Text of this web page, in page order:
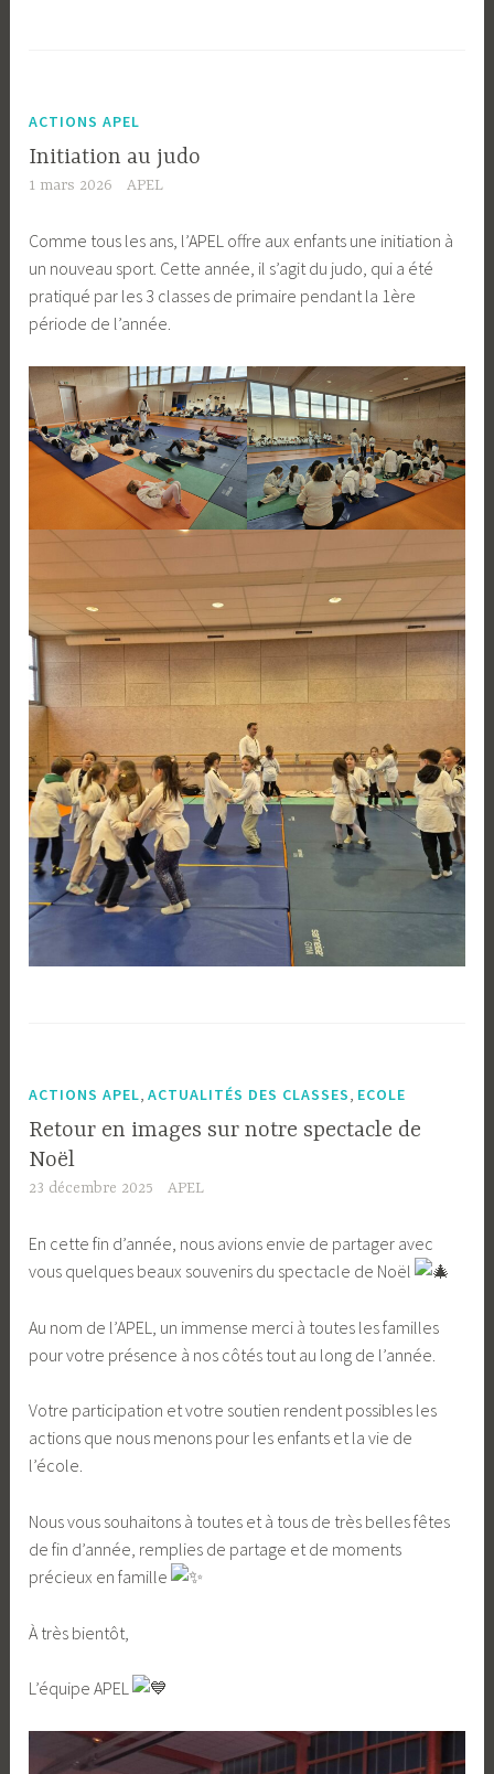
ACTIONS APEL
Initiation au judo
1 mars 2026 APEL
Comme tous les ans, l’APEL offre aux enfants une initiation à
un nouveau sport. Cette année, il s’agit du judo, qui a été
pratiqué par les 3 classes de primaire pendant la 1ère
période de l’année.
ACTIONS APEL,ACTUALITÉS DES CLASSES, ECOLE
Retour en images sur notre spectacle de
Noël
23 décembre 2025 APEL
En cette fin d’année, nous avions envie de partager avec
vous quelques beaux souvenirs du spectacle de Noël
Au nom de l’APEL, un immense merci à toutes les familles
pour votre présence à nos côtés tout au long de l’année.
Votre participation et votre soutien rendent possibles les
actions que nous menons pour les enfants et la vie de
l’école.
Nous vous souhaitons à toutes et à tous de très belles fêtes
de fin d’année, remplies de partage et de moments
précieux en famille
À très bientôt,
L’équipe APEL